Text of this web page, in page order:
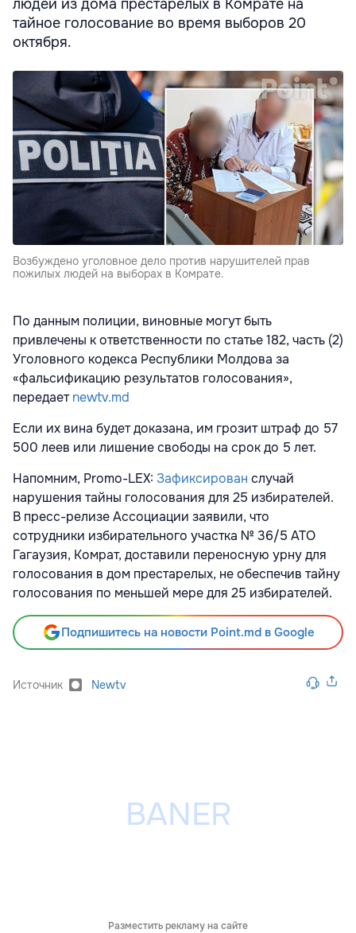
людей из дома престарелых в Комрате на
тайное голосование во время выборов 20
октября.
Возбуждено уголовное дело против нарушителей прав
пожилых людей на выборах в Комрате.
По данным полиции, виновные могут быть
привлечены к ответственности по статье 182, часть (2)
Уголовного кодекса Республики Молдова за
«фальсификацию результатов голосования»,
передаетnewtv.md
Если их вина будет доказана, им грозит штраф до 57
500 леев или лишение свободы на срок до 5 лет.
Напомним, Promo-LEX: Зафиксирован случай
нарушения тайны голосования для 25 избирателей.
В пресс-релизе Ассоциации заявили, что
сотрудники избирательного участка № 36/5 АТО
Гагаузия, Комрат, доставили переносную урну для
голосования в дом престарелых, не обеспечив тайну
голосования по меньшей мере для 25 избирателей.
Подпишитесь на новости Point.md в Google
Источник Newtv
Разместить рекламу на сайте